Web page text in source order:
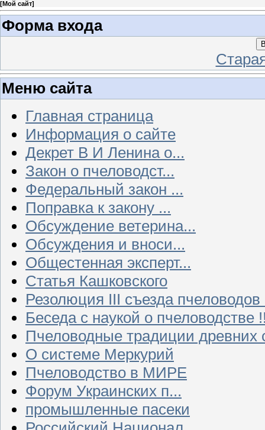
[Мой сайт]
Форма входа
Меню сайта
Главная страница
Информация о сайте
Декрет В И Ленина о...
Закон о пчеловодст...
Федеральный закон ...
Поправка к закону ...
Обсуждение ветерина...
Обсуждения и вноси...
Общестенная эксперт...
Статья Кашковского
Резолюция III съезда
Беседа с наукой о пчеловодстве
Пчеловодные традиции древних
О системе Меркурий
Пчеловодство в МИРЕ
Форум Украинских п...
промышленные пасеки